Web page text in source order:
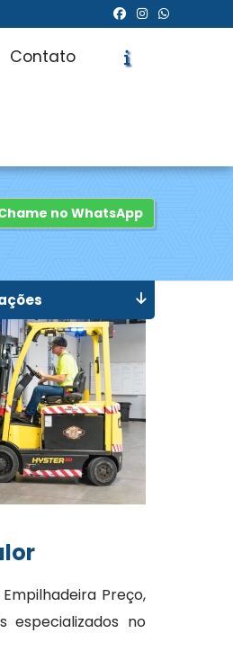
Contato
no WhatsApp
Preço,
especializados no